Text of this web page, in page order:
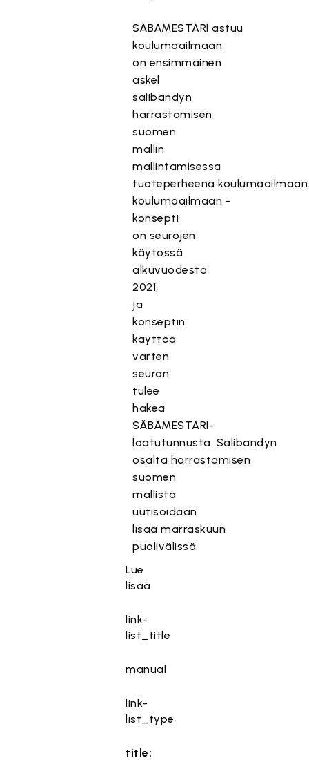
SÄBÄMESTARI astuu
koulumaailmaan
on ensimmäinen
askel
salibandyn
harrastamisen
suomen
mallin
mallintamisessa
tuoteperheenä
koulumaailmaan -
konsepti
on seurojen
käytössä
alkuvuodesta
2021,
ja
konseptin
käyttöä
varten
seuran
tulee
hakea
SÄBÄMESTARI-
laatutunnusta. Salibandyn
osalta harrastamisen
suomen
mallista
uutisoidaan
lisää marraskuun
puolivälissä.
Lue
lisää
link-
list_title
manual
link-
list_type
title: